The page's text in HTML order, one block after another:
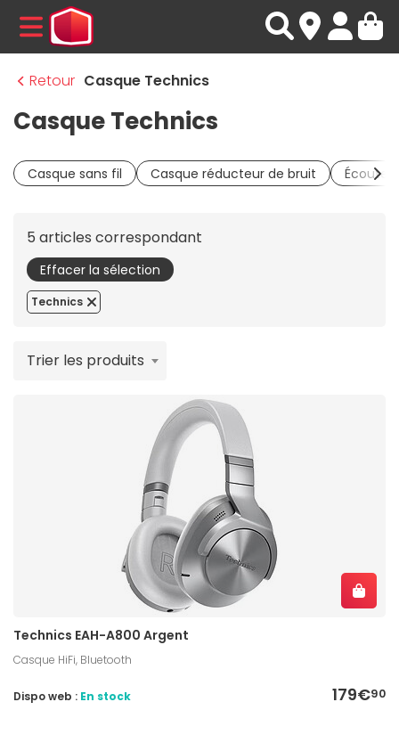
MENU
Retour Casque Technics
Casque Technics
Casque sans fil Casque réducteur de bruit
5 articles correspondant
Effacer la sélection
Technics
Trier les produits
Technics EAH-A800 Argent
Casque HiFi, Bluetooth
179€90
Dispo web : En stock